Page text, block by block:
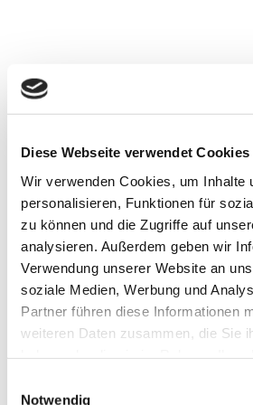
Diese Webseite verwendet Cookies
Wir verwenden Cookies, um Inhalte
personalisieren, Funktionen für
zu können und die Zugriffe auf
analysieren. Außerdem geben wir
Verwendung unserer Website an
soziale Medien, Werbung und
Partner führen diese Informationen
weiteren Daten zusammen, die Sie
Notwendig
Genussvolle
2023:
erleben
Frühlingserwachen,
Herbstzauber,
Jahreszeiten-Menüs